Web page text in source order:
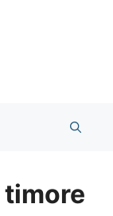
timore